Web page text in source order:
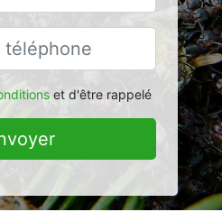
et d'être rappelé